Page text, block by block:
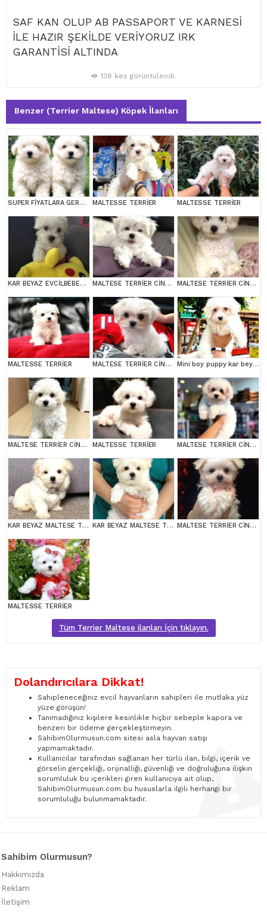
SAF KAN OLUP AB PASSAPORT VE KARNESİ
İLE HAZIR ŞEKİLDE VERİYORUZ IRK
GARANTİSİ ALTINDA
138 kez görüntülendi.
Benzer (Terrier Maltese) Köpek İlanları
SUPER FİYATLARA GERÇEK MALTESE YAVRULAR MALTESSE TERRİER MALTESSE TERRİER
KAR BEYAZ EVCİLBEBEKLER EV ÜRETİMİ MALTESSE TERRİER MALTESE TERRİER CİNSİ YAVRULAR MALTESE TERRİER CİNSİ YAVRULAR
MALTESSE TERRİER MALTESE TERRİER CİNSİ YAVRULAR Mini boy puppy kar beyaz sevimli MALTESSE TERRİER CİNSİ
MALTESE TERRİER CİNSİ YAVRULAR MALTESSE TERRİER MALTESE TERRİER CİNSİ YAVRULAR
KAR BEYAZ MALTESE TERRİER CİNSLERİ KAR BEYAZ MALTESE TERRİER CİNSLERİ MALTESE TERRİER CİNSİ YAVRULAR
MALTESSE TERRİER
Tüm Terrier Maltese ilanları İçin tıklayın.
Dolandırıcılara Dikkat!
Sahipleneceğiniz evcil hayvanların sahipleri ile mutlaka yüz
yüze görüşün!
Tanımadığınız kişilere kesinlikle hiçbir sebeple kapora ve
benzeri bir ödeme gerçekleştirmeyin.
SahibimOlurmusun.com sitesi asla hayvan satışı
yapmamaktadır.
Kullanıcılar tarafından sağlanan her türlü ilan, bilgi, içerik ve
görselin gerçekliği, orijinalliği, güvenliği ve doğruluğuna ilişkin
sorumluluk bu içerikleri giren kullanıcıya ait olup,
SahibimOlurmusun.com bu hususlarla ilgili herhangi bir
sorumluluğu bulunmamaktadır.
Sahibim Olurmusun?
Hakkımızda
Reklam
İletişim